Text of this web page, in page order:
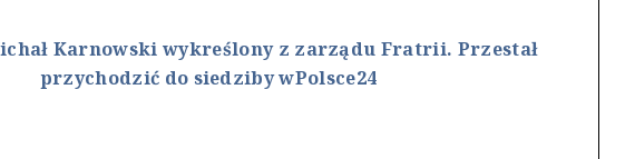
Karnowski wykreślony z zarządu Fratrii. Przestał
przychodzić do siedziby wPolsce24